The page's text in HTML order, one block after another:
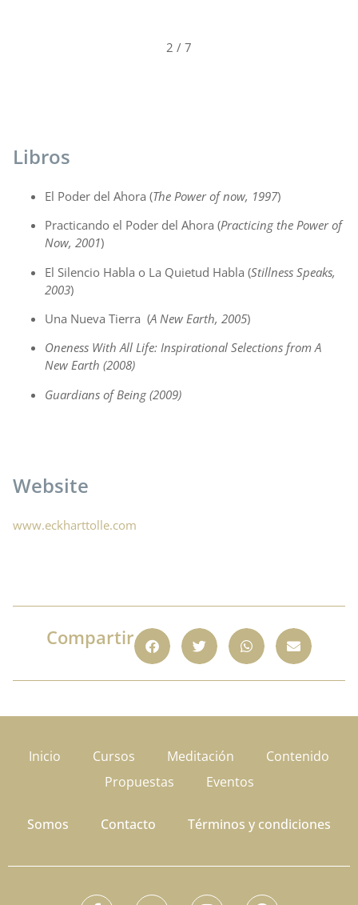
2 / 7
Libros
El Poder del Ahora (The Power of now, 1997)
Practicando el Poder del Ahora (Practicing the Power of
Now, 2001)
El Silencio Habla o La Quietud Habla (Stillness Speaks,
2003)
Una Nueva Tierra (A New Earth, 2005)
Oneness With All Life: Inspirational Selections from A
New Earth (2008)
Guardians of Being (2009)
Website
www.eckharttolle.com
Compartir
Inicio Cursos Meditación
Contenido
Propuestas
Eventos
Somos Contacto Términos y condiciones